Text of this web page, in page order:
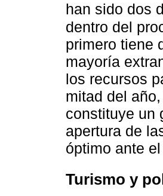
han sido dos
dentro del
primero tiene
mayoría
los recursos
mitad del
constituye un
apertura de
óptimo ante
Turismo y